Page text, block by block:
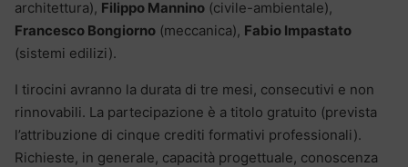
architettura), Filippo Mannino (civile-ambientale),
Francesco Bongiorno (meccanica), Fabio Impastato
(sistemi edilizi).
I tirocini avranno la durata di tre mesi, consecutivi e non
rinnovabili. La partecipazione è a titolo gratuito (prevista
l’attribuzione di cinque crediti formativi professionali).
Richieste, in generale, capacità progettuale, conoscenza